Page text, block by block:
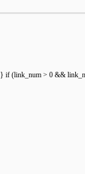
} if (link_num > 0 &&